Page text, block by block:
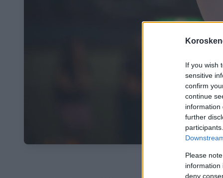
If you wish
sensitive
confirm
continue
information
further
Please
information
deny